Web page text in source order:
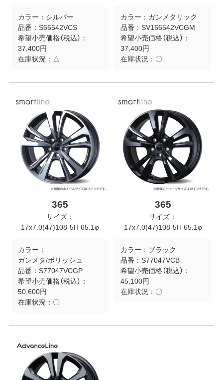
カラー： シルバー
品番： S66542VCS
希望小売価格（税込）：
37,400円
在庫状況： △
カラー： ガンメタリック
品番： SV166542VCGM
希望小売価格（税込）：
37,400円
在庫状況： 〇
365
サイズ：
17x7.0(47)108-5H 65.1φ
カラー：
ガンメタ/ポリッシュ
品番： S77047VCGP
希望小売価格（税込）：
50,600円
在庫状況： 〇
365
サイズ：
17x7.0(47)108-5H 65.1φ
カラー： ブラック
品番： S77047VCB
希望小売価格（税込）：
45,100円
在庫状況： 〇